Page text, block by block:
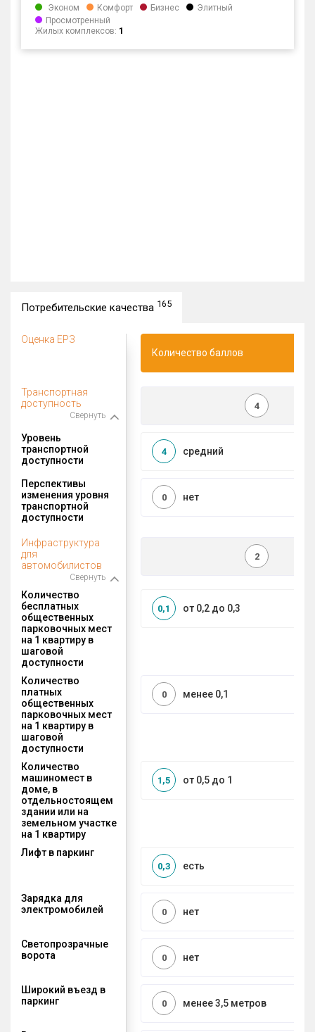
Эконом Комфорт Бизнес
Элитный
Просмотренный
Жилых комплексов: 1
Потребительские качества 165
Оценка ЕРЗ
Количество баллов
Транспортная
доступность
Свернуть
4
Уровень
транспортной
доступности
средний
4
Перспективы
изменения уровня
транспортной
доступности
нет
0
Инфраструктура
для
автомобилистов
Свернуть
2
Количество
бесплатных
общественных
парковочных мест
на 1 квартиру в
шаговой
доступности
от 0,2 до 0,3
0,1
Количество
платных
общественных
парковочных мест
на 1 квартиру в
шаговой
доступности
менее 0,1
0
Количество
машиномест в
доме, в
отдельностоящем
здании или на
земельном участке
на 1 квартиру
от 0,5 до 1
1,5
Лифт в паркинг
есть
0,3
Зарядка для
электромобилей
нет
0
Светопрозрачные
ворота
нет
0
Широкий въезд в
паркинг
менее 3,5 метров
0